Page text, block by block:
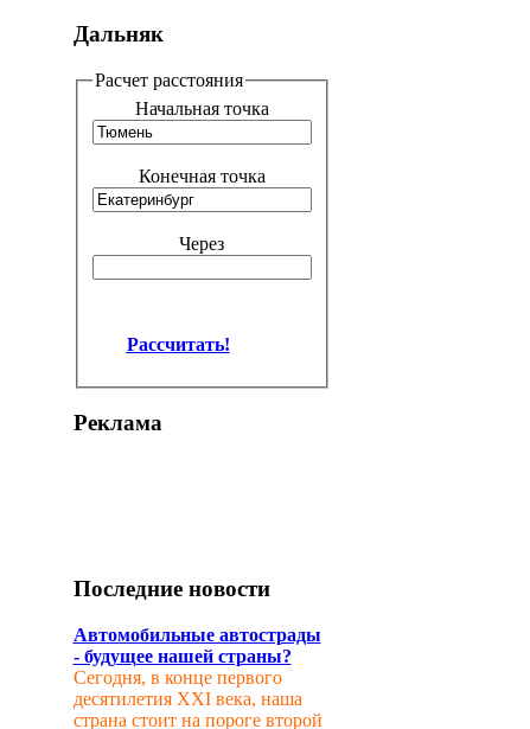
Дальняк
Расчет расстояния
Начальная точка
Конечная точка
Через
Рассчитать!
Реклама
Последние новости
Автомобильные автострады
- будущее нашей страны?
Сегодня, в конце первого
десятилетия XXI века, наша
страна стоит на пороге второй